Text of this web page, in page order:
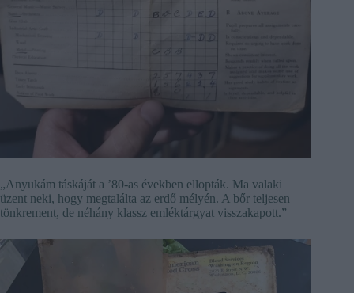
„Anyukám táskáját a ’80-as években ellopták. Ma valaki
üzent neki, hogy megtalálta az erdő mélyén. A bőr teljesen
tönkrement, de néhány klassz emléktárgyat visszakapott.”